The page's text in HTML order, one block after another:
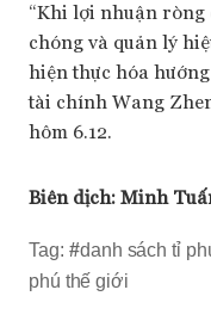
“Khi lợi nhuận
chóng và quản lý
hiện thực hóa
tài chính Wang
hôm 6.12.
Biên dịch:Minh
Tag: #danh sách tỉ
phú thế giới